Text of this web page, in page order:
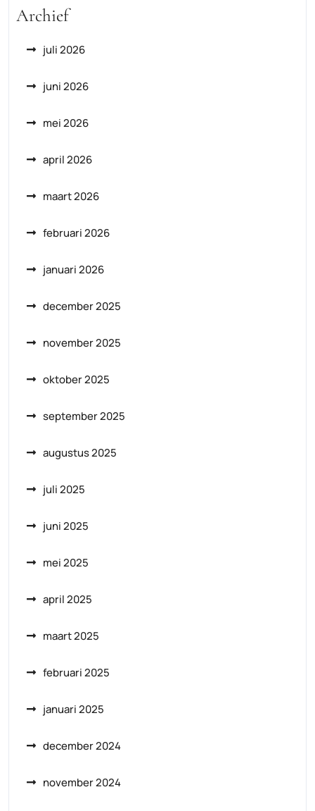
Archief
juli 2026
juni 2026
mei 2026
april 2026
maart 2026
februari 2026
januari 2026
december 2025
november 2025
oktober 2025
september 2025
augustus 2025
juli 2025
juni 2025
mei 2025
april 2025
maart 2025
februari 2025
januari 2025
december 2024
november 2024